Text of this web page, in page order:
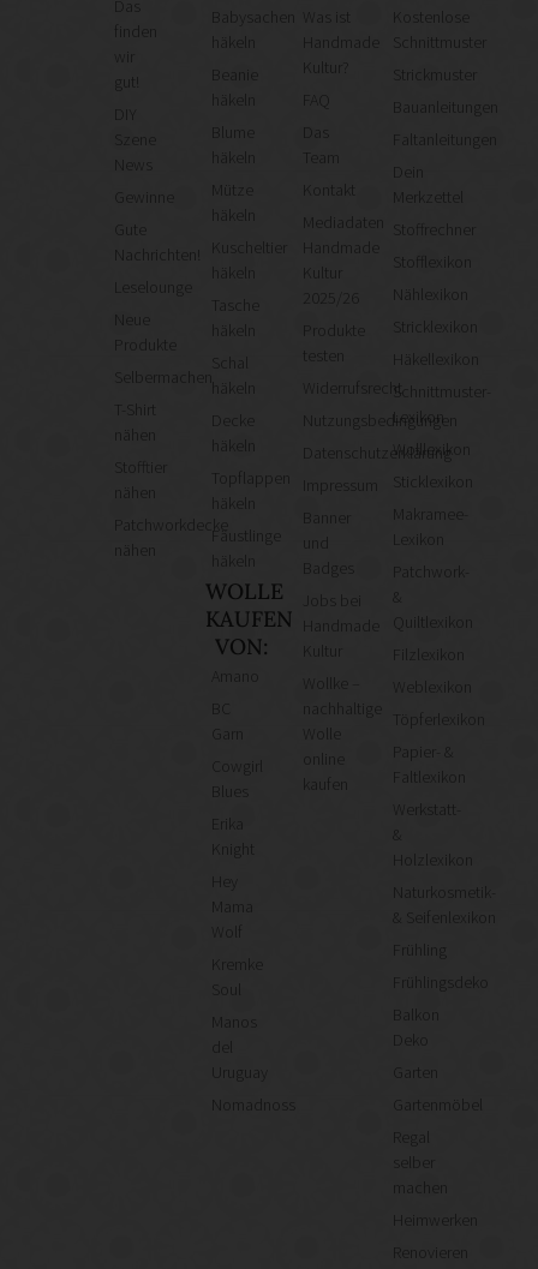
finden
gut!
News
Gute
Nachrichten!
Leselounge
Neue
Produkte
Selbermachen
T-Shirt
Stofftier
Patchworkdecke
häkeln
häkeln
Mütze
häkeln
Kuscheltier
Tasche
häkeln
häkeln
Topflappen
häkeln
Fäustlinge
häkeln
WOLLE
KAUFEN
VON:
Cowgirl
Knight
Mama
Wolf
Kremke
Manos
Uruguay
Nomadnoss
Was ist
Kultur?
Das
Team
Kontakt
Mediadaten
Kultur
2025/26
Produkte
testen
Widerrufsrecht
Nutzungsbedingungen
Datenschutzerklärung
Kultur
Wollke –
nachhaltige
kaufen
Kostenlose
Schnittmuster
Strickmuster
Bauanleitungen
Faltanleitungen
Merkzettel
Stoffrechner
Stofflexikon
Nählexikon
Stricklexikon
Häkellexikon
Schnittmuster-
Lexikon
Wolllexikon
Sticklexikon
Makramee-
Lexikon
Patchwork-
&
Quiltlexikon
Filzlexikon
Weblexikon
Töpferlexikon
Papier- &
Faltlexikon
Werkstatt-
&
Holzlexikon
Naturkosmetik-
& Seifenlexikon
Frühling
Frühlingsdeko
Deko
Garten
Gartenmöbel
Regal
Heimwerken